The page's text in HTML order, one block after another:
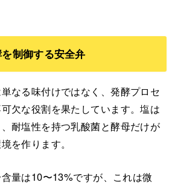
制御する安全弁
なる味付けではなく、発酵プロセ
欠な役割を果たしています。塩は
耐塩性を持つ乳酸菌と酵母だけが
を作ります。
量は10〜13%ですが、これは微